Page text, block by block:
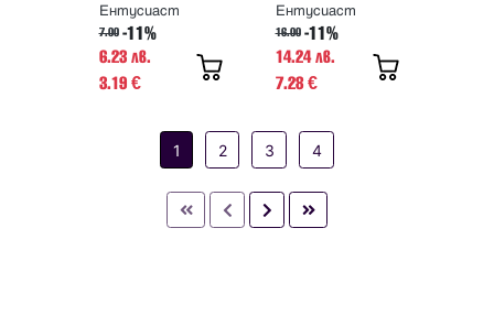
Ентусиаст
7.00 -11%
6.23 лв.
3.19 €
Ентусиаст
16.00 -11%
14.24 лв.
7.28€
1 2 3 4